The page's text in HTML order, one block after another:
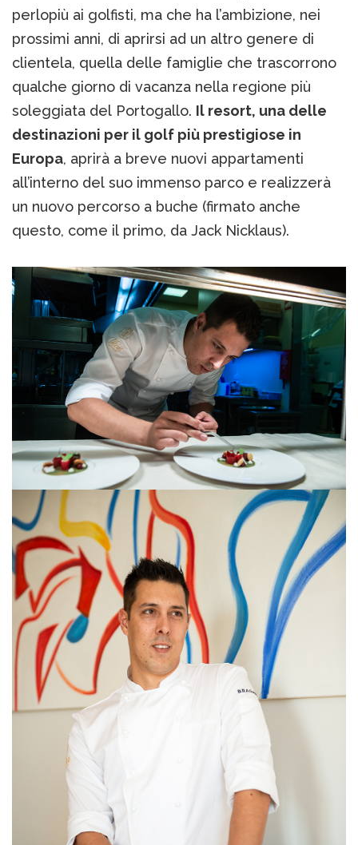
perlopiù ai golfisti, ma che ha l’ambizione, nei
prossimi anni, di aprirsi ad un altro genere di
clientela, quella delle famiglie che trascorrono
qualche giorno di vacanza nella regione più
soleggiata del Portogallo. Il resort, una delle
destinazioni per il golf più prestigiose in
Europa, aprirà a breve nuovi appartamenti
all’interno del suo immenso parco e realizzerà
un nuovo percorso a buche (firmato anche
questo, come il primo, da Jack Nicklaus).